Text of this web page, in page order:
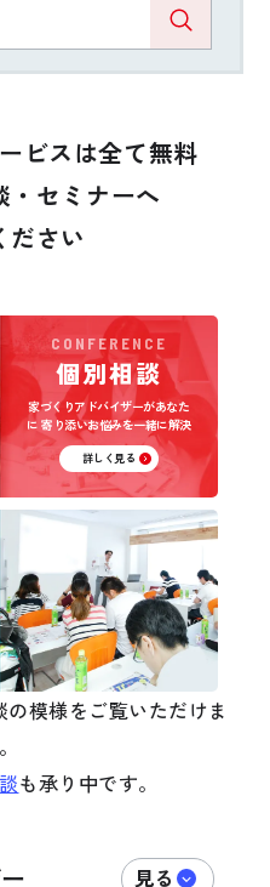
ビスは全て無料
・セミナーへ
ださい
CONFERENCE
個別相談
家づくりアドバイザーがあなた
に寄り添いお悩みを一緒に解決
詳しく見る
模様をご覧いただけま
も承り中です。